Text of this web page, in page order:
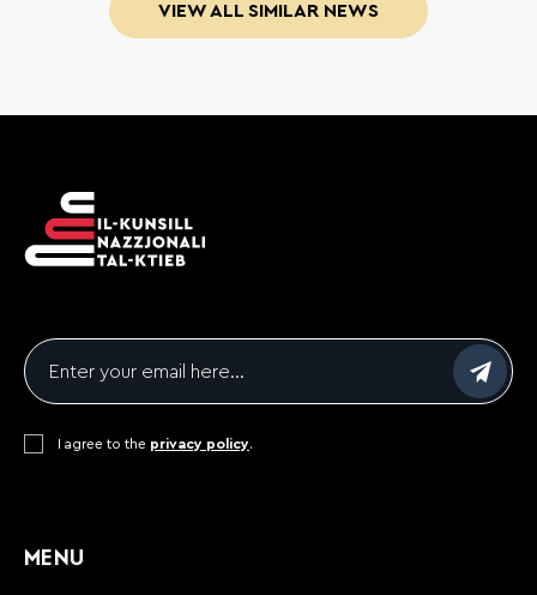
VIEW ALL SIMILAR NEWS
MENU
Email
Consent*
I agree to the privacy policy.